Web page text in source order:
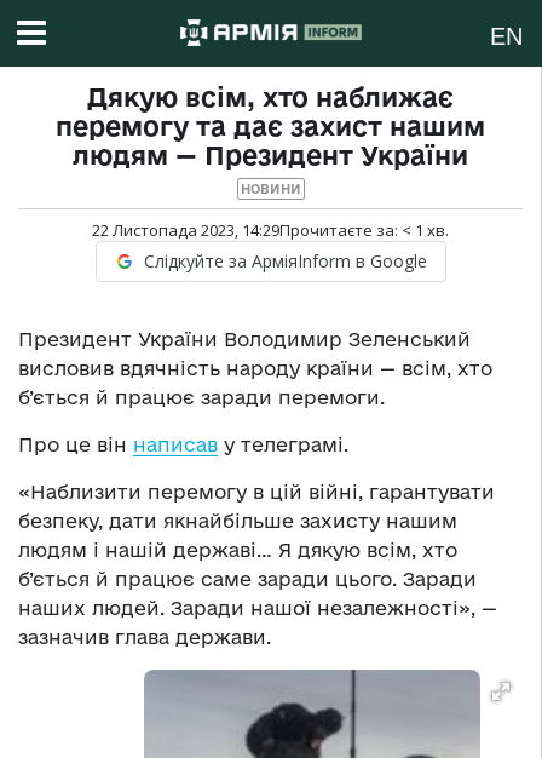
EN
Дякую всім, хто наближає
перемогу та дає захист нашим
людям — Президент України
НОВИНИ
22 Листопада 2023, 14:29Прочитаєте за: < 1 хв.
Слідкуйте за АрміяInform в Google
Президент України Володимир Зеленський
висловив вдячність народу країни — всім, хто
б’ється й працює заради перемоги.
Про це він написав у телеграмі.
«Наблизити перемогу в цій війні, гарантувати
безпеку, дати якнайбільше захисту нашим
людям і нашій державі… Я дякую всім, хто
б’ється й працює саме заради цього. Заради
наших людей. Заради нашої незалежності», —
зазначив глава держави.